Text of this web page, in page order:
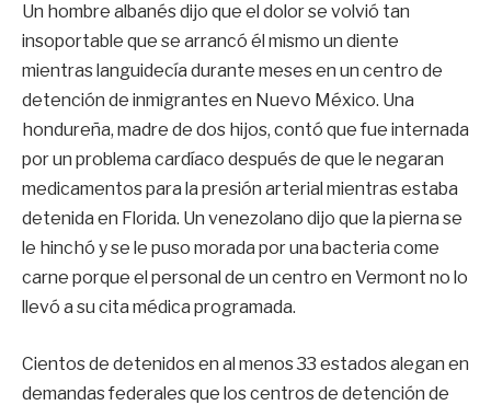
Un hombre albanés dijo que el dolor se volvió tan
insoportable que se arrancó él mismo un diente
mientras languidecía durante meses en un centro de
detención de inmigrantes en Nuevo México. Una
hondureña, madre de dos hijos, contó que fue internada
por un problema cardíaco después de que le negaran
medicamentos para la presión arterial mientras estaba
detenida en Florida. Un venezolano dijo que la pierna se
le hinchó y se le puso morada por una bacteria come
carne porque el personal de un centro en Vermont no lo
llevó a su cita médica programada.
Cientos de detenidos en al menos 33 estados alegan en
demandas federales que los centros de detención de